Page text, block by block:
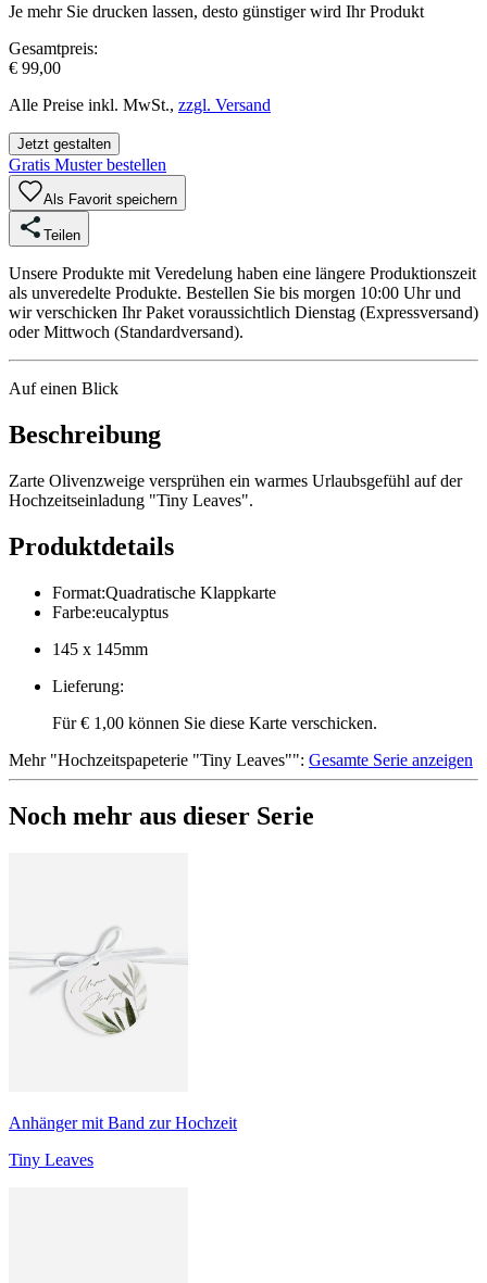
Je mehr Sie drucken lassen, desto günstiger wird Ihr Produkt
Gesamtpreis:
€ 99,00
Alle Preise inkl. MwSt., zzgl. Versand
Jetzt gestalten
Gratis Muster bestellen
Als Favorit speichern
Teilen
Unsere Produkte mit Veredelung haben eine längere Produktionszeit
als unveredelte Produkte. Bestellen Sie bis morgen 10:00 Uhr und
wir verschicken Ihr Paket voraussichtlich Dienstag (Expressversand)
oder Mittwoch (Standardversand).
Auf einen Blick
Beschreibung
Zarte Olivenzweige versprühen ein warmes Urlaubsgefühl auf der
Hochzeitseinladung "Tiny Leaves".
Produktdetails
Format:Quadratische Klappkarte
Farbe:eucalyptus
145 x 145mm
Lieferung:
Für € 1,00 können Sie diese Karte verschicken.
Mehr"Hochzeitspapeterie "Tiny Leaves"": Gesamte Serie anzeigen
Noch mehr aus dieser Serie
Anhänger mit Band zur Hochzeit
Tiny Leaves